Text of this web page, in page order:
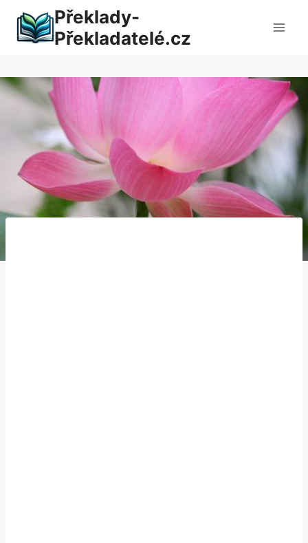
obsah
Překlady-
Překladatelé.cz